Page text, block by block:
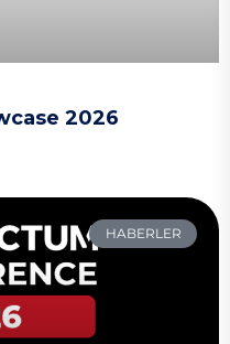
2026
HABERLER